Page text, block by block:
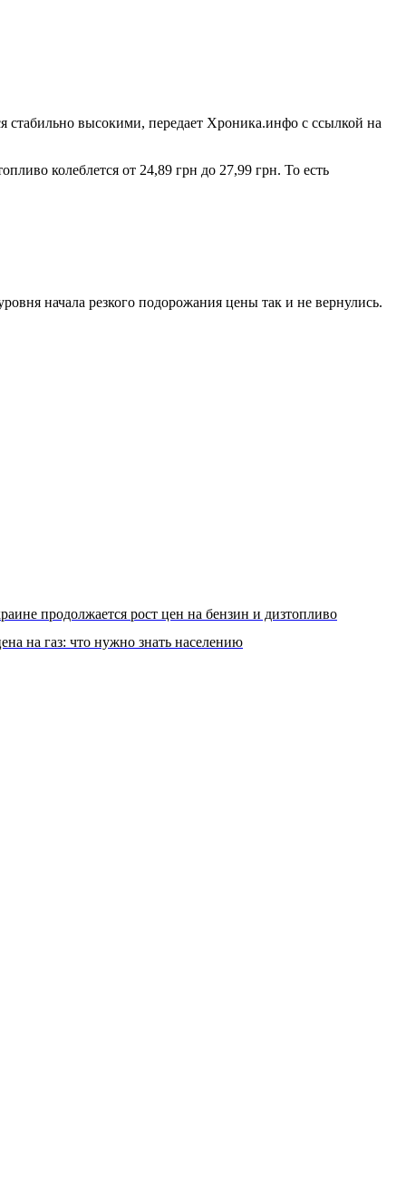
стабильно высокими, передает Хроника.инфо с ссылкой на
колеблется от 24,89 грн до 27,99 грн. То есть
начала резкого подорожания цены так и не вернулись.
продолжается рост цен на бензин и дизтопливо
на газ: что нужно знать населению